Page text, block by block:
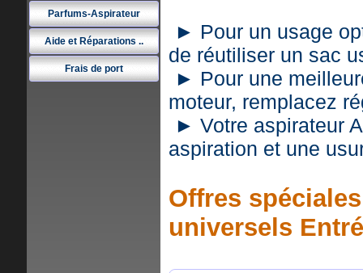
Parfums-Aspirateur
Aide et Réparations ..
Frais de port
► Pour un usage
de réutiliser un sac
► Pour une
moteur, remplacez
► Votre aspirateur
aspiration et une
Offres
universels